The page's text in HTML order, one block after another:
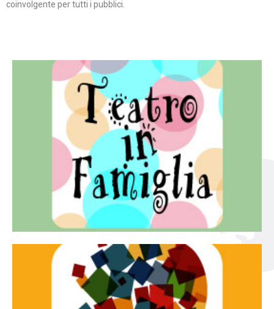
coinvolgente per tutti i pubblici.
Teatro in famiglia
Teatro In Famiglia è una rassegna di teatro concepita
per far condividere e godere del teatro all’intera
famiglia.
Continua
Continua